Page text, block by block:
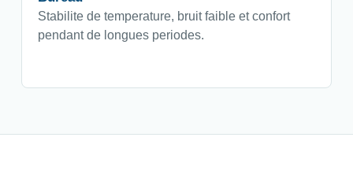
Stabilite de temperature, bruit faible et confort
pendant de longues periodes.